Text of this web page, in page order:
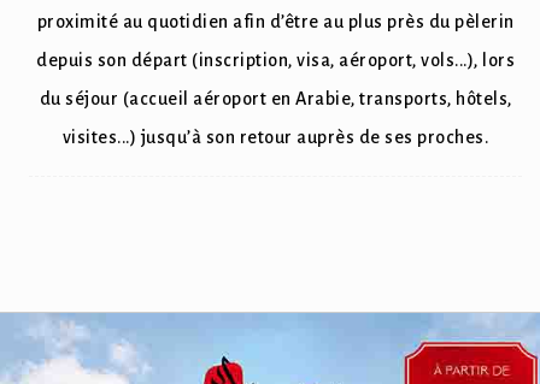
proximité au quotidien afin d’être au plus près du pèlerin
depuis son départ (inscription, visa, aéroport, vols...), lors
du séjour (accueil aéroport en Arabie, transports, hôtels,
visites...) jusqu’à son retour auprès de ses proches.